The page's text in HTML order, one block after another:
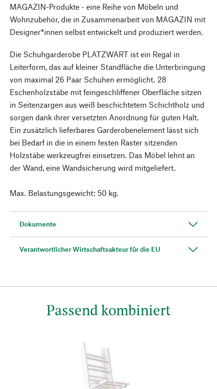
MAGAZIN-Produkte - eine Reihe von Möbeln und
Wohnzubehör, die in Zusammenarbeit von MAGAZIN mit
Designer*innen selbst entwickelt und produziert werden.
Die Schuhgarderobe PLATZWART ist ein Regal in
Leiterform, das auf kleiner Standfläche die Unterbringung
von maximal 26 Paar Schuhen ermöglicht. 28
Eschenholzstäbe mit feingeschliffener Oberfläche sitzen
in Seitenzargen aus weiß beschichtetem Schichtholz und
sorgen dank ihrer versetzten Anordnung für guten Halt.
Ein zusätzlich lieferbares Garderobenelement lässt sich
bei Bedarf in die in einem festen Raster sitzenden
Holzstäbe werkzeugfrei einsetzen. Das Möbel lehnt an
der Wand, eine Wandsicherung wird mitgeliefert.
Max. Belastungsgewicht: 50 kg.
Dokumente
Verantwortlicher Wirtschaftsakteur für die EU
Passend kombiniert